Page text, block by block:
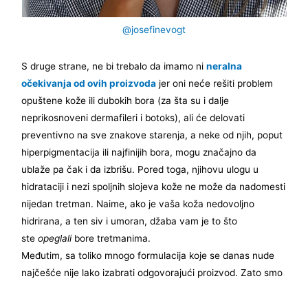
@josefinevogt
S druge strane, ne bi trebalo da imamo nineralna
očekivanja od ovih proizvoda jer oni neće rešiti problem
opuštene kože ili dubokih bora (za šta su i dalje
neprikosnoveni dermafileri i botoks), ali će delovati
preventivno na sve znakove starenja, a neke od njih, poput
hiperpigmentacija ili najfinijih bora, mogu značajno da
ublaže pa čak i da izbrišu. Pored toga, njihovu ulogu u
hidrataciji i nezi spoljnih slojeva kože ne može da nadomesti
nijedan tretman. Naime, ako je vaša koža nedovoljno
hidrirana, a ten siv i umoran, džaba vam je to što
steopeglalibore tretmanima.
Međutim, sa toliko mnogo formulacija koje se danas nude
najčešće nije lako izabrati odgovorajući proizvod. Zato smo